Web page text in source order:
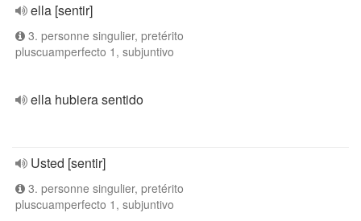
ella [sentir]
3. personne singulier, pretérito
pluscuamperfecto 1, subjuntivo
ella hubiera sentido
Usted [sentir]
3. personne singulier, pretérito
pluscuamperfecto 1, subjuntivo